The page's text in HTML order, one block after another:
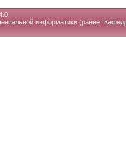
информатики (ранее